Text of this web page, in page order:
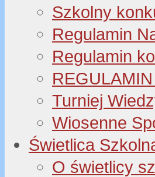
Szkolny
Regulamin
Regulamin
Turniej
Wiosenne
Świetlica
O świetlicy